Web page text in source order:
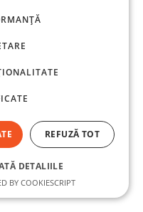
REFUZĂ TOT
DETALIILE
BY COOKIESCRIPT